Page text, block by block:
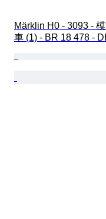
Märklin H0 - 3093 -
車 (1) - BR 18 478 -